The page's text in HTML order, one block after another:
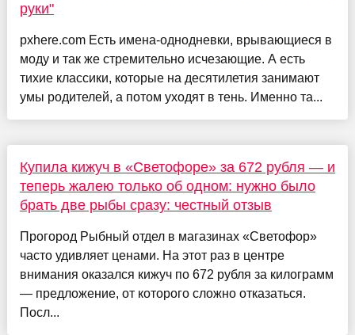
руки"
pxhere.com Есть имена-однодневки, врывающиеся в
моду и так же стремительно исчезающие. А есть
тихие классики, которые на десятилетия занимают
умы родителей, а потом уходят в тень. Именно та...
Купила кижуч в «Светофоре» за 672 рубля — и
теперь жалею только об одном: нужно было
брать две рыбы сразу: честный отзыв
Прогород Рыбный отдел в магазинах «Светофор»
часто удивляет ценами. На этот раз в центре
внимания оказался кижуч по 672 рубля за килограмм
— предложение, от которого сложно отказаться.
Посл...